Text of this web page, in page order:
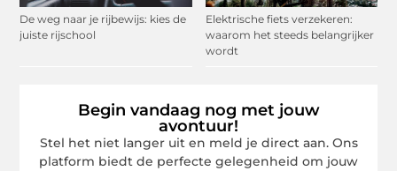
De weg naar je rijbewijs: kies de
juiste rijschool
Elektrische fiets verzekeren:
waarom het steeds belangrijker
wordt
Begin vandaag nog met jouw
avontuur!
Stel het niet langer uit en meld je direct aan. Ons
platform biedt de perfecte gelegenheid om jouw